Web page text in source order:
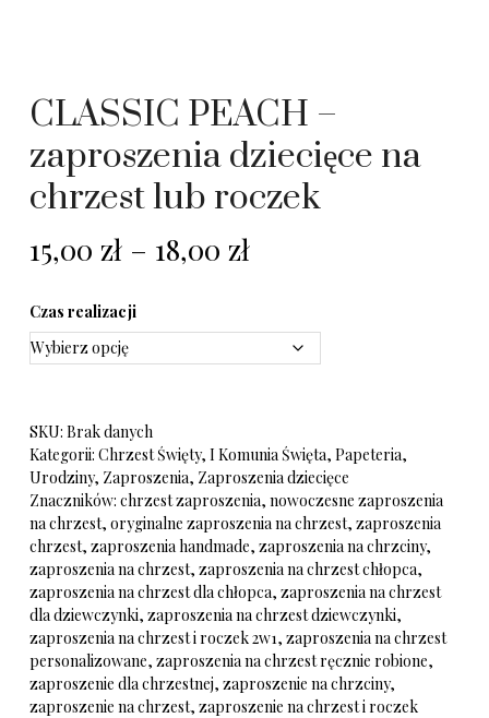
CLASSIC PEACH –
zaproszenia dziecięce na
chrzest lub roczek
15,00 zł – 18,00 zł
Czas realizacji
SKU:Brak danych
Kategorii:Chrzest Święty,I Komunia Święta,Papeteria,
Urodziny, Zaproszenia, Zaproszenia dziecięce
Znaczników:chrzest zaproszenia,nowoczesne zaproszenia
na chrzest,oryginalne zaproszenia na chrzest,zaproszenia
chrzest,zaproszenia handmade,zaproszenia na chrzciny,
zaproszenia na chrzest,zaproszenia na chrzest chłopca,
zaproszenia na chrzest dla chłopca,zaproszenia na chrzest
dla dziewczynki,zaproszenia na chrzest dziewczynki,
zaproszenia na chrzest i roczek 2w1,zaproszenia na chrzest
personalizowane,zaproszenia na chrzest ręcznie robione,
zaproszenie dla chrzestnej,zaproszenie na chrzciny,
zaproszenie na chrzest,zaproszenie na chrzest i roczek